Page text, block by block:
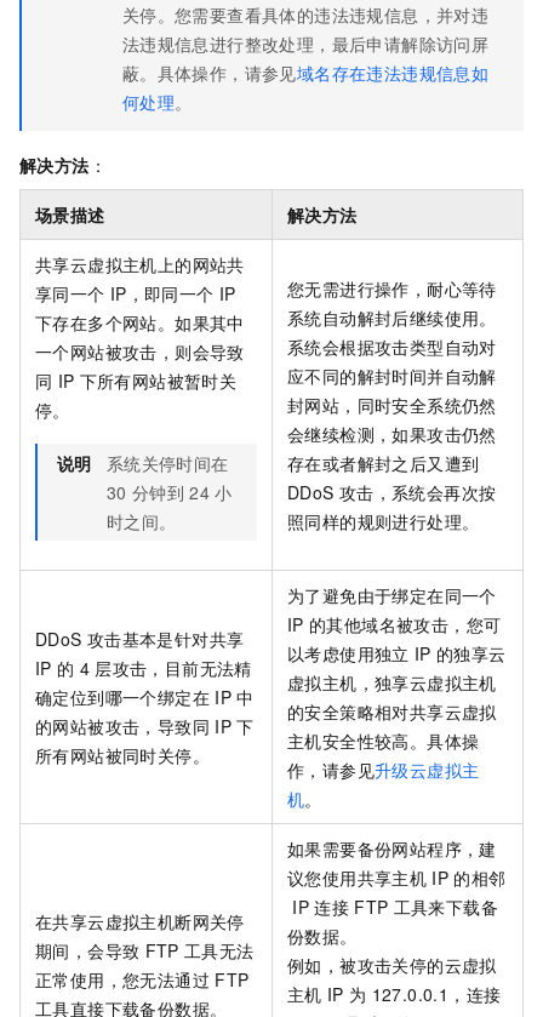
关停。您需要查看具体的违法违规信息，并对违
法违规信息进行整改处理，最后申请解除访问屏
蔽。具体操作，请参见域名存在违法违规信息如
何处理。
解决方法 ：
场景描述 解决方法
共享云虚拟主机上的网站共
享同一个 IP，即同一个 IP
下存在多个网站。如果其中
一个网站被攻击，则会导致
同 IP 下所有网站被暂时关
停。
说明
系统关停时间在
30 分钟到 24 小
时之间。
您无需进行操作，耐心等待
系统自动解封后继续使用。
系统会根据攻击类型自动对
应不同的解封时间并自动解
封网站，同时安全系统仍然
会继续检测，如果攻击仍然
存在或者解封之后又遭到
DDoS 攻击，系统会再次按
照同样的规则进行处理。
DDoS 攻击基本是针对共享
IP 的 4 层攻击，目前无法精
确定位到哪一个绑定在 IP 中
的网站被攻击，导致同 IP 下
所有网站被同时关停。
为了避免由于绑定在同一个
IP 的其他域名被攻击，您可
以考虑使用独立 IP 的独享云
虚拟主机，独享云虚拟主机
的安全策略相对共享云虚拟
主机安全性较高。具体操
作，请参见升级云虚拟主
机。
在共享云虚拟主机断网关停
期间，会导致 FTP 工具无法
正常使用，您无法通过 FTP
工具直接下载备份数据。
如果需要备份网站程序，建
议您使用共享主机 IP 的相邻
IP 连接 FTP 工具来下载备
份数据。
例如，被攻击关停的云虚拟
主机 IP 为 127.0.0.1，连接